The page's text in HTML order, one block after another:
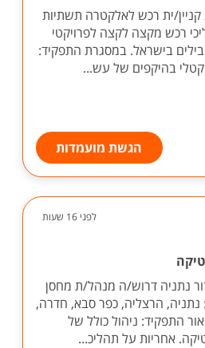
ית רכש לאלקטרה תשתיות
רכש מקצה לקצה לפרויקטי
בישראל. במסגרת התפקיד:
בהיקפים של עש...
הגשת מועמדות
לפני 16 שעות
נתניה דרוש/ה מנהל/ת מחסן
נתניה, הרצליה, כפר סבא, חדרה,
התפקיד: ניהול כולל של
אחריות על תהליכ...